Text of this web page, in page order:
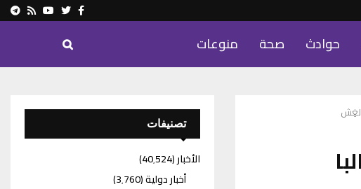
Facebook
Twitter
Youtube
Rss
حوادث صحة منوعات
128 طالبا
تصنيفات
الأخبار(40٬524)
أخبار دولية(3٬760)